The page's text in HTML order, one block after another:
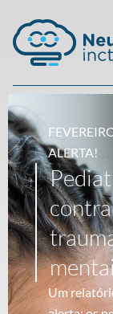
ALERTA!
contra
Um